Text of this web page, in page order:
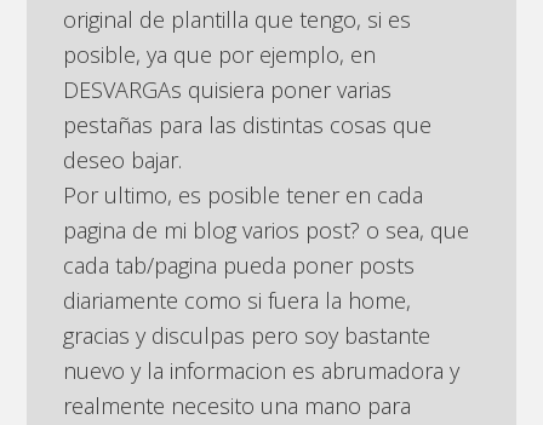
original de plantilla que tengo, si es
posible, ya que por ejemplo, en
DESVARGAs quisiera poner varias
pestañas para las distintas cosas que
deseo bajar.
Por ultimo, es posible tener en cada
pagina de mi blog varios post? o sea, que
cada tab/pagina pueda poner posts
diariamente como si fuera la home,
gracias y disculpas pero soy bastante
nuevo y la informacion es abrumadora y
realmente necesito una mano para